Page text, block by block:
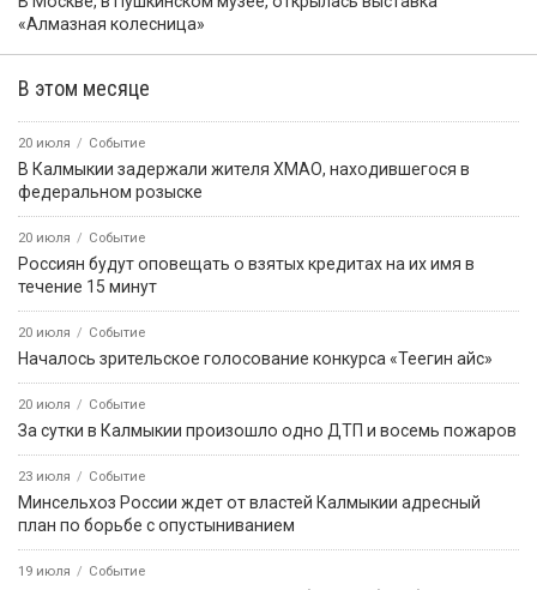
«Алмазная колесница»
В этом месяце
20 июля Событие
В Калмыкии задержали жителя ХМАО, находившегося в
федеральном розыске
20 июля Событие
Россиян будут оповещать о взятых кредитах на их имя в
течение 15 минут
20 июля Событие
Началось зрительское голосование конкурса «Теегин айс»
20 июля Событие
За сутки в Калмыкии произошло одно ДТП и восемь пожаров
23 июля Событие
Минсельхоз России ждет от властей Калмыкии адресный
план по борьбе с опустыниванием
19 июля Событие